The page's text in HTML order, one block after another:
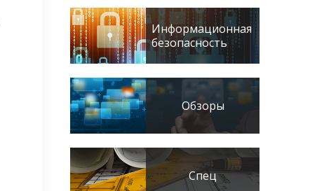
Информационная
безопасность
Обзоры
Спец